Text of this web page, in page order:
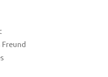
Freund